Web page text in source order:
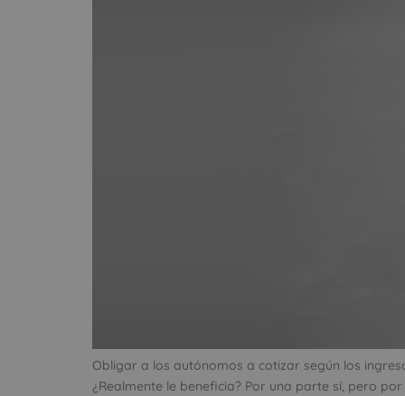
Obligar a los autónomos a cotizar según los
¿Realmente le beneficia? Por una parte sí, pero